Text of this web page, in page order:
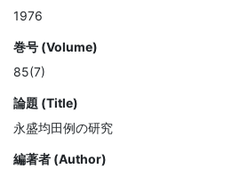
1976
巻号 (Volume)
85(7)
論題 (Title)
永盛均田例の研究
編著者 (Author)